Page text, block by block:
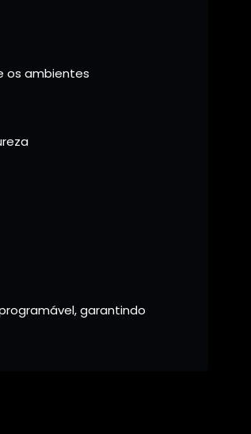
os ambientes
garantindo